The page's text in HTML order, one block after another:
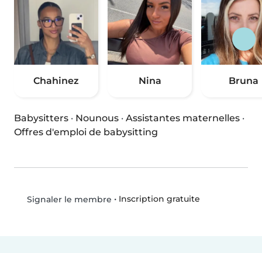
Chahinez Nina Bruna
Babysitters · Nounous · Assistantes maternelles ·
Offres d'emploi de babysitting
Signaler le membre • Inscription gratuite